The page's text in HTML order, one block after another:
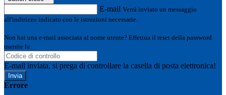
E-mail Verrà inviato un messaggio
all'indirizzo indicato con le istruzioni necessarie.
Non hai una e-mail associata al nome utente? Effettua il reset della password
tramite la
E-mail inviata, si prega di controllare la casella di posta elettronica!
Errore